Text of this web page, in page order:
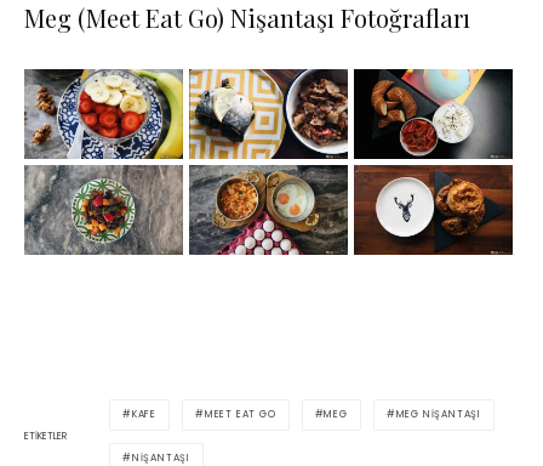
Meg (Meet Eat Go) Nişantaşı Fotoğrafları
ETIKETLER
KAFE MEET EAT GO MEG MEG NIŞANTAŞI
NIŞANTAŞI